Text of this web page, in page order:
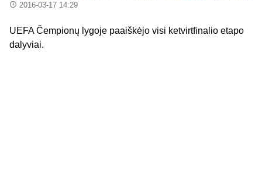
2016-03-17 14:29
UEFA Čempionų lygoje paaiškėjo visi ketvirtfinalio etapo
dalyviai.